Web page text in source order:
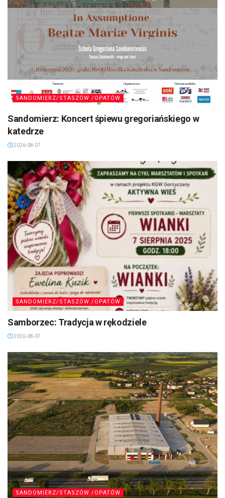
SANDOMIERZ/STASZÓW /OPATÓW
Sandomierz: Koncert śpiewu gregoriańskiego w
katedrze
2026-08-07
SANDOMIERZ/STASZÓW /OPATÓW
Samborzec: Tradycja w rękodziele
2026-08-07
SANDOMIERZ/STASZÓW /OPATÓW